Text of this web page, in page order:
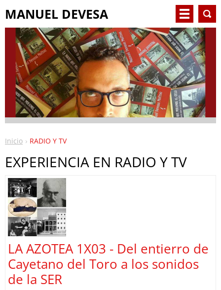
MANUEL DEVESA
Inicio RADIO Y TV
EXPERIENCIA EN RADIO Y TV
LA AZOTEA 1X03 - Del entierro de
Cayetano del Toro a los sonidos
de la SER